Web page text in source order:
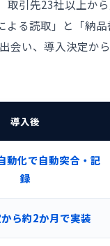
取引先23社以上か
る読取」と「納品
会い、導入決定か
導入後
動化で自動突合・記
録
ら約2か月で実装